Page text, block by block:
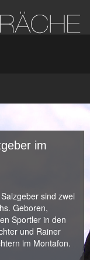
im
sind zwei
Geboren,
Sportler in den
und Rainer
im Montafon.